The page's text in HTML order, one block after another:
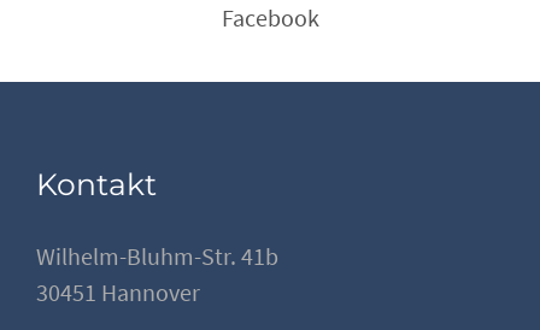
Facebook
Kontakt
Wilhelm-Bluhm-Str. 41b
30451 Hannover